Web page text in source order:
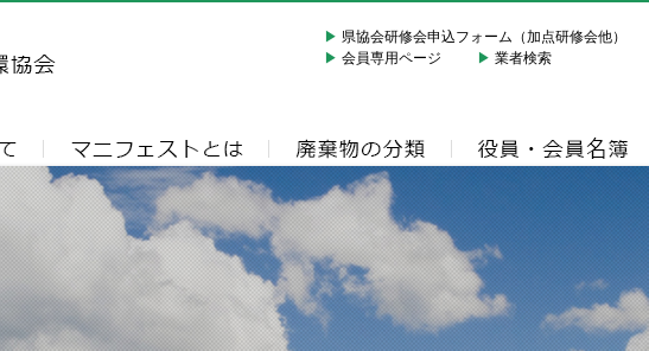
▶ 県協会研修会申込フォーム（加点研修会他）
▶ 会員専用ページ ▶ 業者検索